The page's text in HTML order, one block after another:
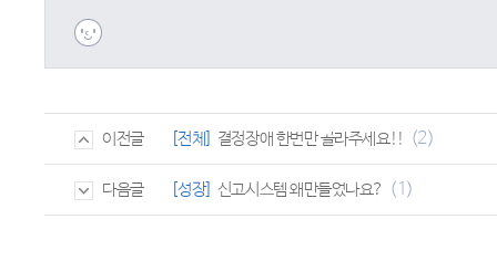
이전글 [전체] 결정장애 한번만 골라주세요!! (2)
다음글 [성장] 신고시스템 왜만들었나요? (1)